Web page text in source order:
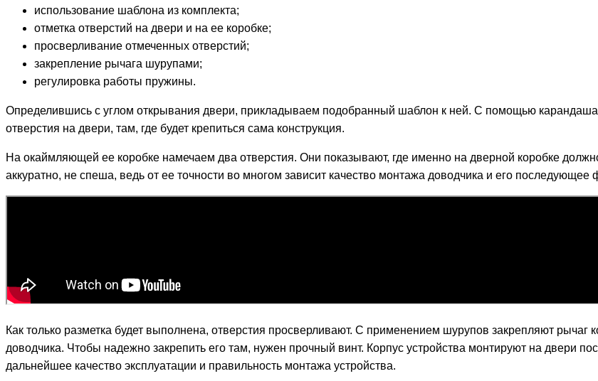
использование шаблона из комплекта;
отметка отверстий на двери и на ее коробке;
просверливание отмеченных отверстий;
закрепление рычага шурупами;
регулировка работы пружины.
Определившись с углом открывания двери, прикладываем подобранный шаблон к ней. С помощью
отверстия на двери, там, где будет крепиться сама конструкция.
На окаймляющей ее коробке намечаем два отверстия. Они показывают, где именно на дверной коробке
аккуратно, не спеша, ведь от ее точности во многом зависит качество монтажа доводчика и его последующее
Как только разметка будет выполнена, отверстия просверливают. С применением шурупов закрепляют рычаг
доводчика. Чтобы надежно закрепить его там, нужен прочный винт. Корпус устройства монтируют на двери
дальнейшее качество эксплуатации и правильность монтажа устройства.